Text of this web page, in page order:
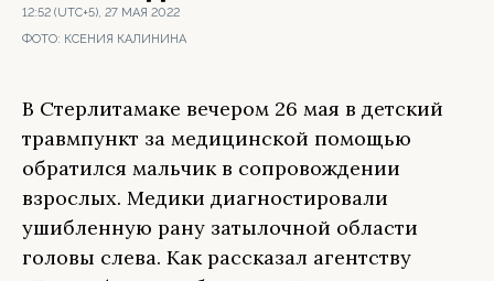
12:52 (UTC+5), 27 МАЯ 2022
ФОТО: КСЕНИЯ КАЛИНИНА
В Стерлитамаке вечером 26 мая в детский
травмпункт за медицинской помощью
обратился мальчик в сопровождении
взрослых. Медики диагностировали
ушибленную рану затылочной области
головы слева. Как рассказал агентству